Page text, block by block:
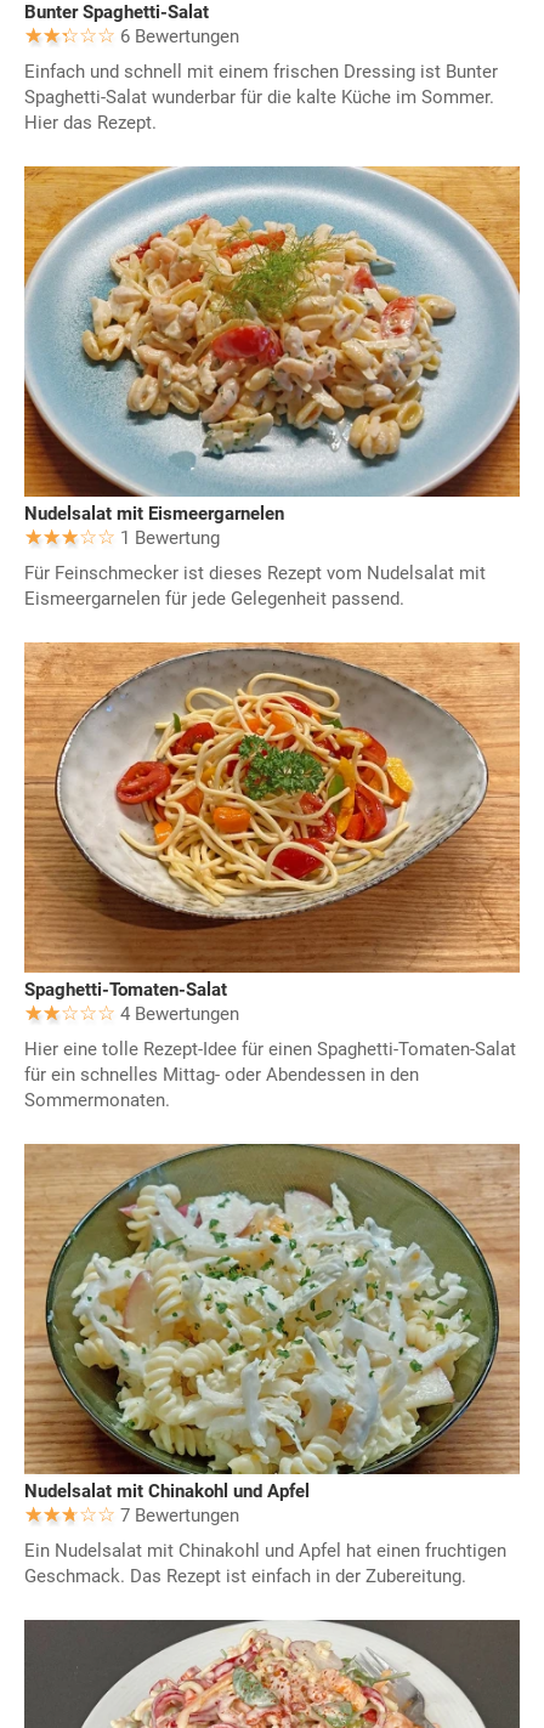
Bunter Spaghetti-Salat
6 Bewertungen
Einfach und schnell mit einem frischen Dressing ist Bunter
Spaghetti-Salat wunderbar für die kalte Küche im Sommer.
Hier das Rezept.
Nudelsalat mit Eismeergarnelen
1 Bewertung
Für Feinschmecker ist dieses Rezept vom Nudelsalat mit
Eismeergarnelen für jede Gelegenheit passend.
Spaghetti-Tomaten-Salat
4 Bewertungen
Hier eine tolle Rezept-Idee für einen Spaghetti-Tomaten-Salat
für ein schnelles Mittag- oder Abendessen in den
Sommermonaten.
Nudelsalat mit Chinakohl und Apfel
7 Bewertungen
Ein Nudelsalat mit Chinakohl und Apfel hat einen fruchtigen
Geschmack. Das Rezept ist einfach in der Zubereitung.